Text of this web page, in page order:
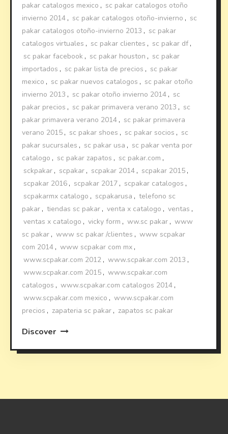
pakar catalogos mexico , sc pakar catalogos otoño
invierno 2014 , sc pakar catalogos otoño-invierno , sc
pakar catalogos otoño-invierno 2013 , sc pakar
catalogos virtuales , sc pakar clientes , sc pakar df ,
sc pakar facebook , sc pakar houston , sc pakar
importados , sc pakar lista de precios , sc pakar
mexico , sc pakar nuevos catalogos , sc pakar otoño
invierno 2013 , sc pakar otoño invierno 2014 , sc
pakar precios , sc pakar primavera verano 2013 , sc
pakar primavera verano 2014 , sc pakar primavera
verano 2015 , sc pakar shoes , sc pakar socios , sc
pakar sucursales , sc pakar usa , sc pakar venta por
catalogo , sc pakar zapatos , sc pakar.com ,
sckpakar , scpakar , scpakar 2014 , scpakar 2015 ,
scpakar 2016 , scpakar 2017 , scpakar catalogos ,
scpakarmx catalogo , scpakarusa , telefono sc
pakar , tiendas sc pakar , venta x catalogo , ventas ,
ventas x catalogo , vicky form , ww.sc pakar , www
sc pakar , www sc pakar /clientes , www scpakar
com 2014 , www scpakar com mx ,
www.scpakar.com 2012 , www.scpakar.com 2013 ,
www.scpakar.com 2015 , www.scpakar.com
catalogos , www.scpakar.com catalogos 2014 ,
www.scpakar.com mexico , www.scpakar.com
precios , zapateria sc pakar , zapatos sc pakar
Discover